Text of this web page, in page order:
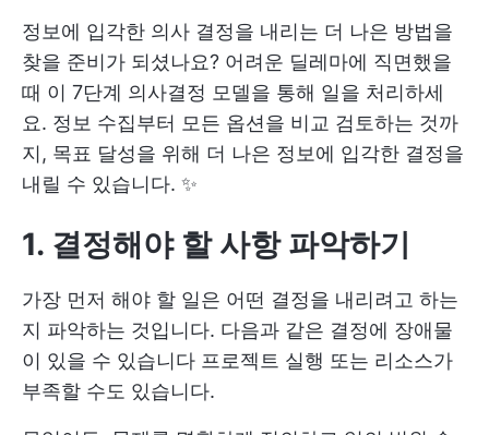
정보에 입각한 의사 결정을 내리는 더 나은 방법을
찾을 준비가 되셨나요? 어려운 딜레마에 직면했을
때 이 7단계 의사결정 모델을 통해 일을 처리하세
요. 정보 수집부터 모든 옵션을 비교 검토하는 것까
지, 목표 달성을 위해 더 나은 정보에 입각한 결정을
내릴 수 있습니다. ✨
1. 결정해야 할 사항 파악하기
가장 먼저 해야 할 일은 어떤 결정을 내리려고 하는
지 파악하는 것입니다. 다음과 같은 결정에 장애물
이 있을 수 있습니다 프로젝트 실행 또는 리소스가
부족할 수도 있습니다.